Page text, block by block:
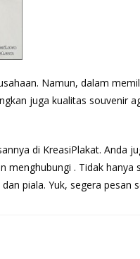
Namun, dalam
juga kualitas souvenir
di KreasiPlakat. Anda
menghubungi . Tidak hanya
piala. Yuk, segera pesan